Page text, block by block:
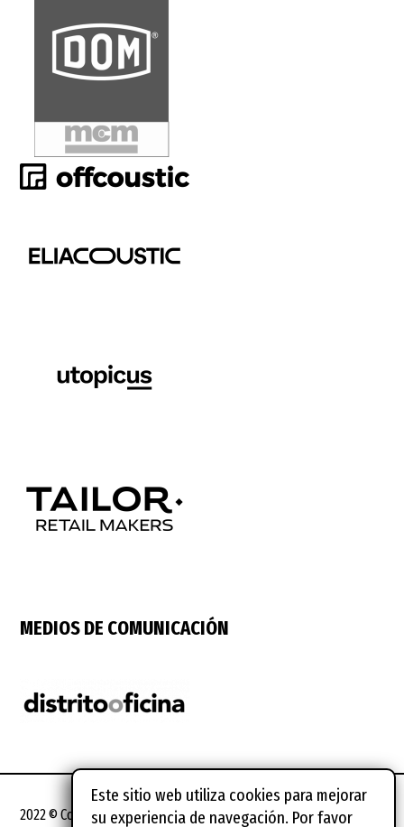
MEDIOS DE COMUNICACIÓN
2022 © Coworking Spain Conference
Este sitio web utiliza cookies para mejorar
su experiencia de navegación. Por favor